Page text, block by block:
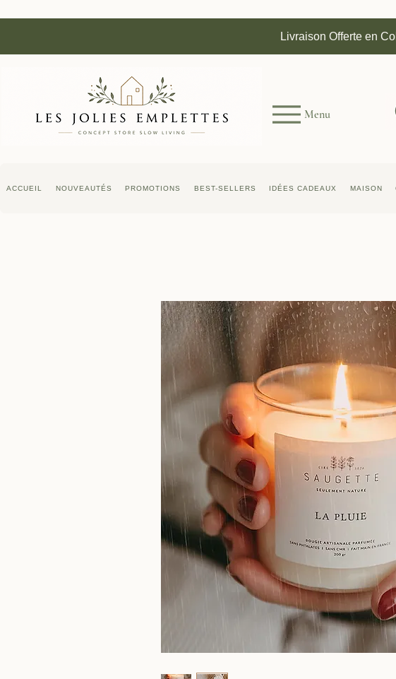
Livraison Offerte en
Menu
ACCUEIL NOUVEAUTÉS PROMOTIONS BEST-SELLERS IDÉES CADEAUX MAISON